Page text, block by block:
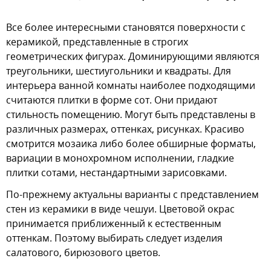
Все более интересными становятся поверхности с
керамикой, представленные в строгих
геометрических фигурах. Доминирующими являются
треугольники, шестиугольники и квадраты. Для
интерьера ванной комнаты наиболее подходящими
считаются плитки в форме сот. Они придают
стильность помещению. Могут быть представлены в
различных размерах, оттенках, рисунках. Красиво
смотрится мозаика либо более обширные форматы,
вариации в монохромном исполнении, гладкие
плитки сотами, нестандартными зарисовками.
По-прежнему актуальны варианты с представлением
стен из керамики в виде чешуи. Цветовой окрас
принимается приближенный к естественным
оттенкам. Поэтому выбирать следует изделия
салатового, бирюзового цветов.